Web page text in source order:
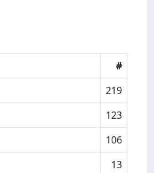
#
219
123
106
13